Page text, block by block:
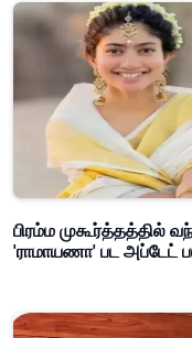
பிரம்ம முகூர்த்தத்தில்
'ராமாயணா' பட அப்டேட்